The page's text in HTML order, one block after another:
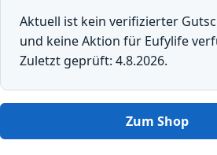
Aktuell ist kein verifizierter
und keine Aktion für Eufylife
Zuletzt geprüft: 4.8.2026.
Zum Shop